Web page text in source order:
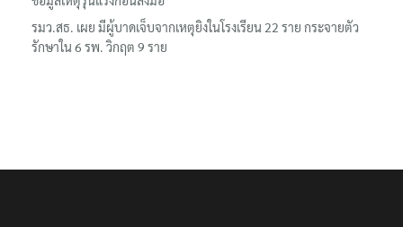
รมว.สธ. เผย มีผู้บาดเจ็บจากเหตุยิงในโรงเรียน 22 ราย กระจายตัว
รักษาใน 6 รพ. วิกฤต 9 ราย